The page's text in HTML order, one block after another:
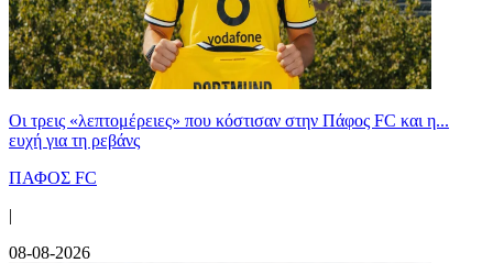
Οι τρεις «λεπτομέρειες» που κόστισαν στην Πάφος FC και η...
ευχή για τη ρεβάνς
ΠΑΦΟΣ FC
|
08-08-2026